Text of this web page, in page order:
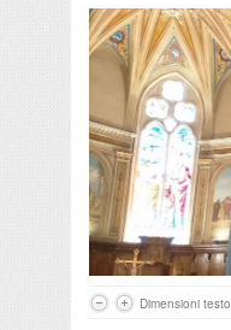
Dimensioni testo